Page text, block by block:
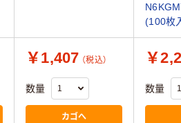
(100枚
￥1,407 （税込）
数量
カゴへ
￥
数量